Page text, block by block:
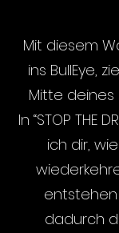
Mit diesem
ins BullEye,
Mitte deines
In “STOP THE
ich dir,
dadurch